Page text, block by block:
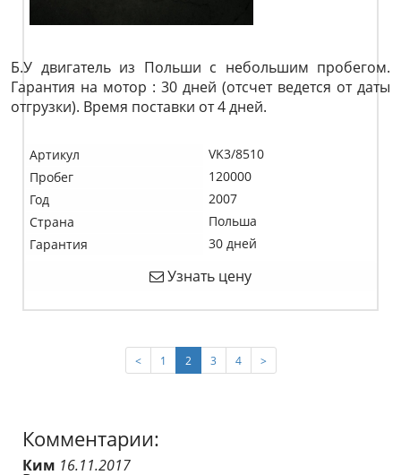
Б.У двигатель из Польши с небольшим пробегом.
Гарантия на мотор : 30 дней (отсчет ведется от даты
отгрузки). Время поставки от 4 дней.
Артикул
VK3/8510
Пробег
120000
Год
2007
Страна
Польша
Гарантия
30 дней
Узнать цену
< 1 2(current)
3 4 >
Комментарии:
Ким 16.11.2017